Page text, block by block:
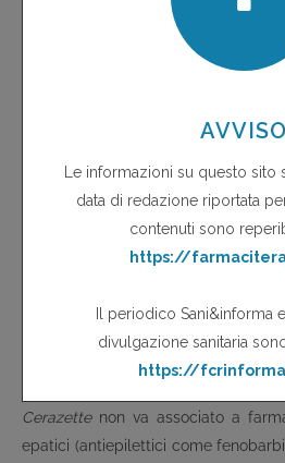
Avvertenze e controindicazioni
contraccettiva potrebbe essere
utilizzare un metodo contraccettivo
L'uso del contraccettivo orale a
controindicato in caso di
sconosciuta, accertata
epatopatie gravi.
Cerazettenon va associato a
epatici (antiepilettici come